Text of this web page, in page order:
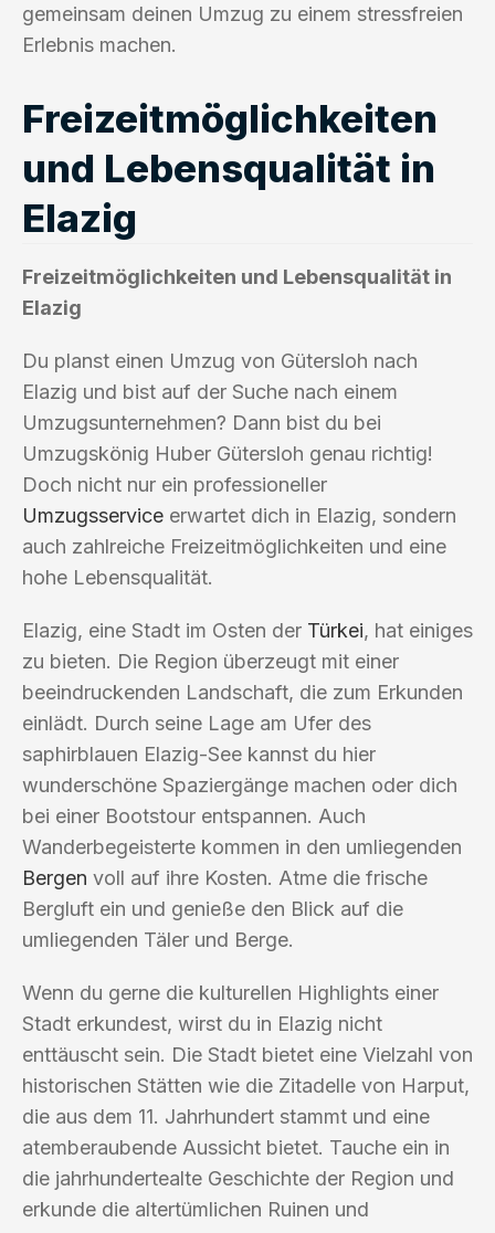
gemeinsam deinen Umzug zu einem stressfreien
Erlebnis machen.
Freizeitmöglichkeiten
und Lebensqualität in
Elazig
Freizeitmöglichkeiten und Lebensqualität in
Elazig
Du planst einen Umzug von Gütersloh nach
Elazig und bist auf der Suche nach einem
Umzugsunternehmen? Dann bist du bei
Umzugskönig Huber Gütersloh genau richtig!
Doch nicht nur ein professioneller
Umzugsservice erwartet dich in Elazig, sondern
auch zahlreiche Freizeitmöglichkeiten und eine
hohe Lebensqualität.
Elazig, eine Stadt im Osten der Türkei, hat einiges
zu bieten. Die Region überzeugt mit einer
beeindruckenden Landschaft, die zum Erkunden
einlädt. Durch seine Lage am Ufer des
saphirblauen Elazig-See kannst du hier
wunderschöne Spaziergänge machen oder dich
bei einer Bootstour entspannen. Auch
Wanderbegeisterte kommen in den umliegenden
Bergen voll auf ihre Kosten. Atme die frische
Bergluft ein und genieße den Blick auf die
umliegenden Täler und Berge.
Wenn du gerne die kulturellen Highlights einer
Stadt erkundest, wirst du in Elazig nicht
enttäuscht sein. Die Stadt bietet eine Vielzahl von
historischen Stätten wie die Zitadelle von Harput,
die aus dem 11. Jahrhundert stammt und eine
atemberaubende Aussicht bietet. Tauche ein in
die jahrhundertealte Geschichte der Region und
erkunde die altertümlichen Ruinen und